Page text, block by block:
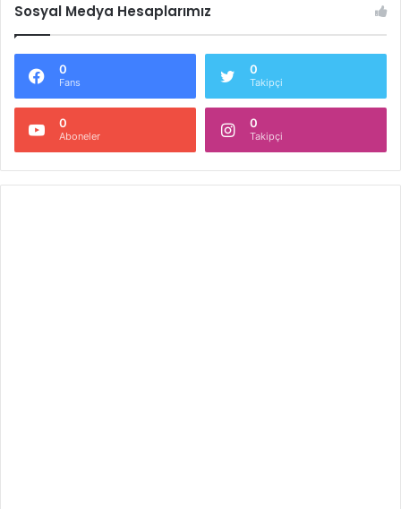
Sosyal Medya Hesaplarımız
0
Fans
0
Takipçi
0
Aboneler
0
Takipçi